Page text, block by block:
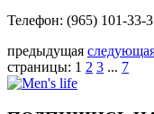
Телефон: (965) 101-33-
предыдущая
страницы: 1 2 3 ... 7